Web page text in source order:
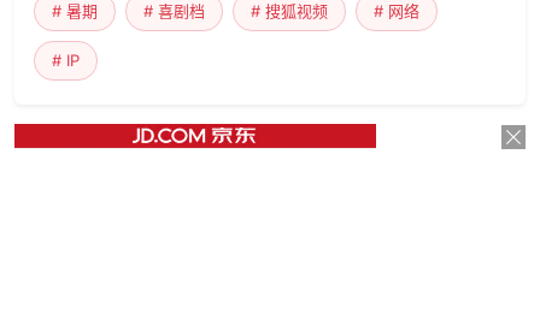
# 暑期 # 喜剧档 # 搜狐视频 # 网络
# IP